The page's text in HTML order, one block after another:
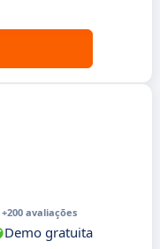
+200 avaliações
Demo gratuita